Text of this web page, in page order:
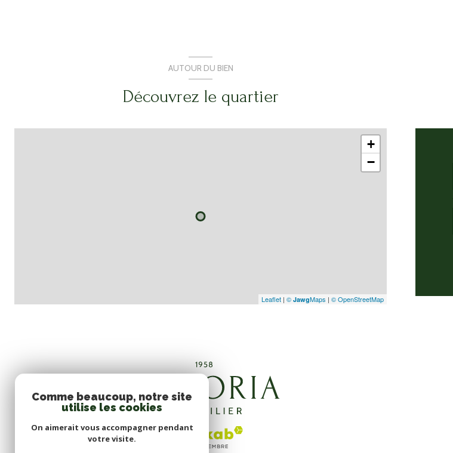
garage
AUTOUR DU BIEN
Découvrez le quartier
+
−
Leaflet | © JawgMaps | © OpenStreetMap
Comme beaucoup, notre site
utilise les cookies
On aimerait vous accompagner pendant
votre visite.